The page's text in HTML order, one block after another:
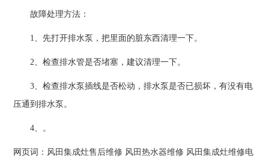
故障处理方法：
1、先打开排水泵，把里面的脏东西清理一下。
2、检查排水管是否堵塞，建议清理一下。
3、检查排水泵插线是否松动，排水泵是否已损坏，有没有电
压通到排水泵。
4、。
网页词： 风田集成灶售后维修 风田热水器维修 风田集成灶维修电